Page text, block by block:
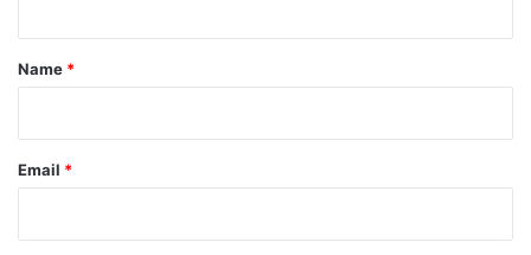
*
Name *
Email *